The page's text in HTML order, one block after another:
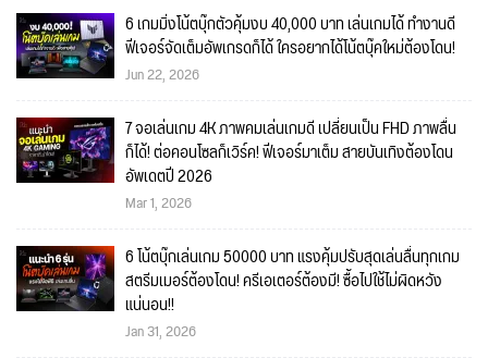
6 เกมมิ่งโน้ตบุ๊กตัวคุ้มงบ 40,000 บาท เล่นเกมได้ ทำงานดี
ฟีเจอร์จัดเต็มอัพเกรดก็ได้ ใครอยากได้โน้ตบุ๊คใหม่ต้องโดน!
Jun 22, 2026
7 จอเล่นเกม 4K ภาพคมเล่นเกมดี เปลี่ยนเป็น FHD ภาพลื่น
ก็ได้! ต่อคอนโซลก็เวิร์ค! ฟีเจอร์มาเต็ม สายบันเทิงต้องโดน
อัพเดตปี 2026
Mar 1, 2026
6 โน้ตบุ๊กเล่นเกม 50000 บาท แรงคุ้มปรับสุดเล่นลื่นทุกเกม
สตรีมเมอร์ต้องโดน! ครีเอเตอร์ต้องมี! ซื้อไปใช้ไม่ผิดหวัง
แน่นอน!!
Jan 31, 2026